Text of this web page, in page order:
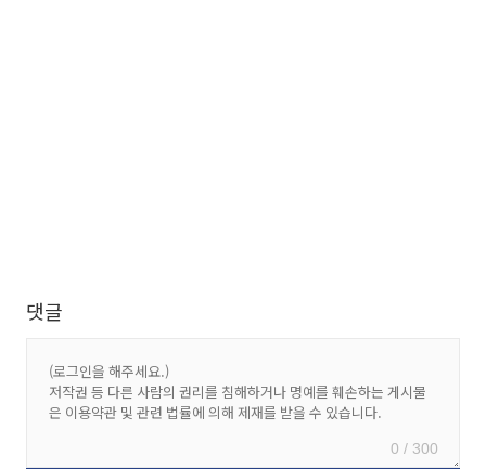
댓글
0 / 300